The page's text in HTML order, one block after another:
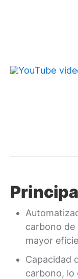
carbono de
mayor
Capacidad
carbono, lo